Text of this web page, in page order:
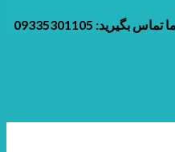
09335301105